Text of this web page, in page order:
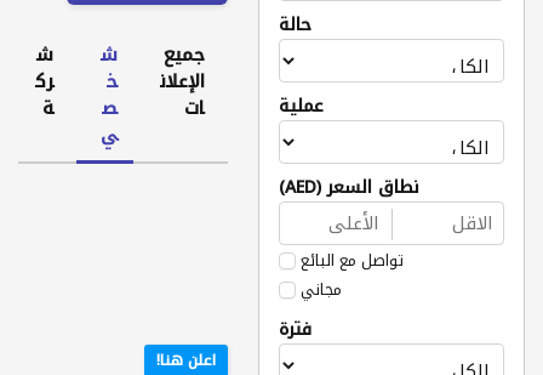
حالة
عملية
نطاق السعر (AED)
تواصل مع البائع
مجاني
فترة
جميع
الإعلان
ات
ش
خ
ص
ي
ش
رك
ة
اعلن هنا!